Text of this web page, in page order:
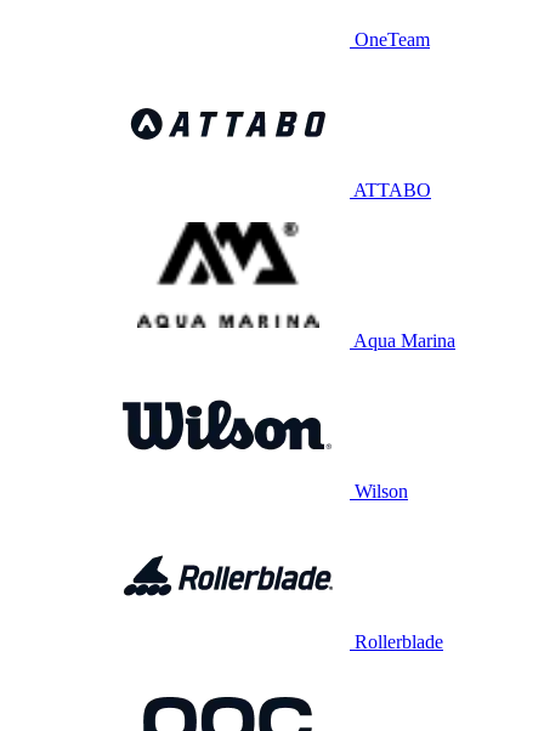
OneTeam
ATTABO
Aqua Marina
Wilson
Rollerblade